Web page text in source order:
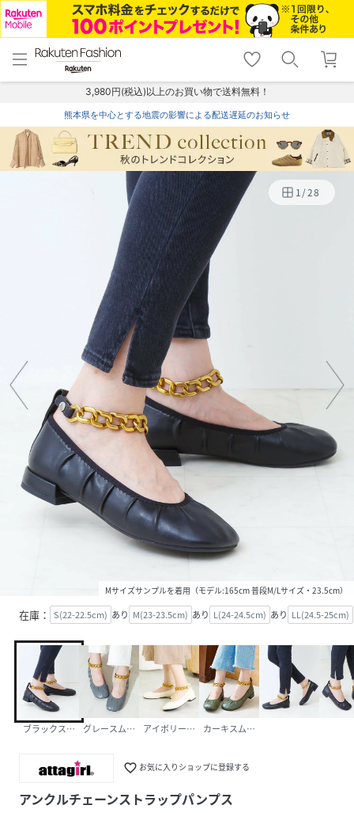
menu home
トップ
shopping_cart lock_outline
ログイン
3,980円(税込)以上のお買い物で送料無料！
熊本県を中心とする地震の影響による配送遅延のお知らせ
1/28
Mサイズサンプルを着用（モデル:165cm 普段M/Lサイズ・23.5cm）
在庫： S(22-22.5cm) あり M(23-23.5cm) あり L(24-24.5cm) あり LL(24.5-25cm)
ブラックスムース(BLPU)グレースムース(GYPU)アイボリースムース(IVPU)カーキスムース(KAPU)
favorite_border お気に入りショップに登録する
アンクルチェーンストラップパンプス